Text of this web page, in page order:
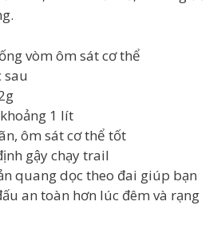
vòm ôm sát cơ thể
sau
1 lít
ôm sát cơ thể tốt
gậy chạy trail
quang dọc theo đai giúp bạn
an toàn hơn lúc đêm và rạng